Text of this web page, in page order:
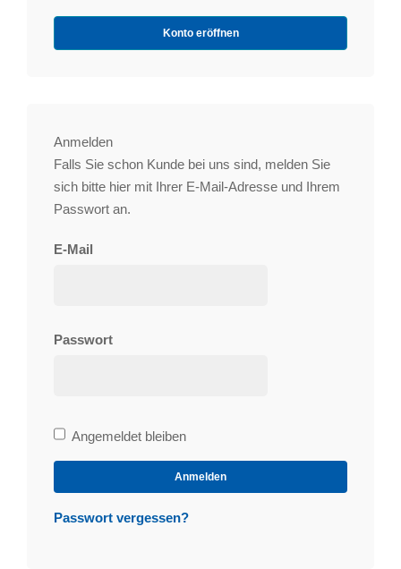
Konto eröffnen
Anmelden
Falls Sie schon Kunde bei uns sind, melden Sie
sich bitte hier mit Ihrer E-Mail-Adresse und Ihrem
Passwort an.
E-Mail
Passwort
Bleibe
angemeldet
Angemeldet bleiben
Anmelden
Passwort vergessen?